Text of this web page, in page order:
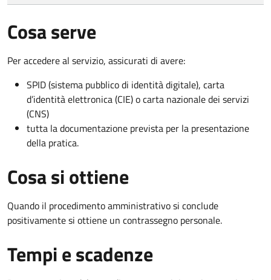
Cosa serve
Per accedere al servizio, assicurati di avere:
SPID (sistema pubblico di identità digitale), carta
d’identità elettronica (CIE) o carta nazionale dei servizi
(CNS)
tutta la documentazione prevista per la presentazione
della pratica.
Cosa si ottiene
Quando il procedimento amministrativo si conclude
positivamente si ottiene un contrassegno personale.
Tempi e scadenze